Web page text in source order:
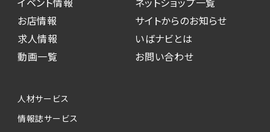
お店情報
求人情報
動画一覧
サイトからのお知らせ
いばナビとは
お問い合わせ
人材サービス
情報誌サービス